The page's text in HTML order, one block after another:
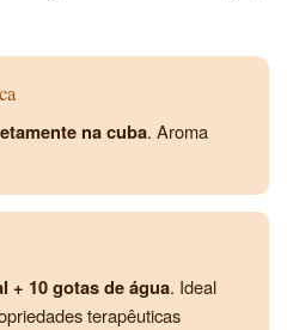
na cuba. Aroma
+ 10 gotas de água. Ideal
terapêuticas